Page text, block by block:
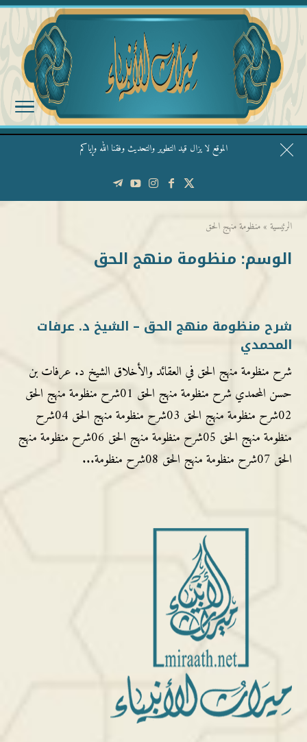
الموقع لا يزال قيد التطوير والتحديث وفقنا الله وإياكم
قال الشيخ ربيع وفقه الله: نحن ليس عندنا تقديس الأشخاص
الرئيسية » منظومة منهج الحق
الوسم: منظومة منهج الحق
شرح منظومة منهج الحق – الشيخ د. عرفات
المحمدي
شرح منظومة منهج الحق في العقائد والأخلاق الشيخ د. عرفات بن
حسن المحمدي شرح منظومة منهج الحق 01شرح منظومة منهج الحق
02شرح منظومة منهج الحق 03شرح منظومة منهج الحق 04شرح
منظومة منهج الحق 05شرح منظومة منهج الحق 06شرح منظومة منهج
الحق 07شرح منظومة منهج الحق 08شرح منظومة...